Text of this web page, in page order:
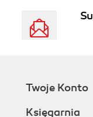
Twoje Konto
Księgarnia